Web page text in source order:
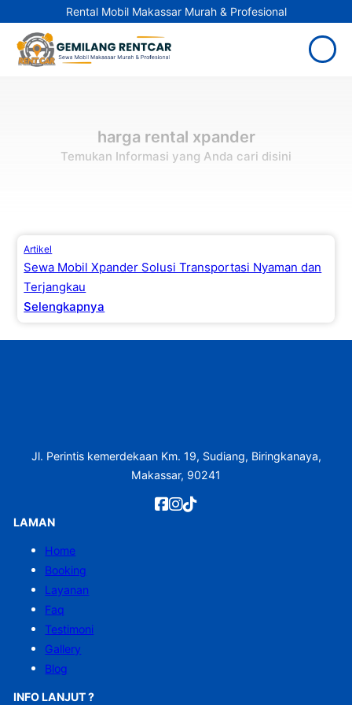
Rental Mobil Makassar Murah & Profesional
harga rental xpander
Temukan Informasi yang Anda cari disini
Artikel
Sewa Mobil Xpander Solusi Transportasi Nyaman dan
Terjangkau
Selengkapnya
Jl. Perintis kemerdekaan Km. 19, Sudiang, Biringkanaya,
Makassar, 90241
LAMAN
Home
Booking
Layanan
Faq
Testimoni
Gallery
Blog
INFO LANJUT ?